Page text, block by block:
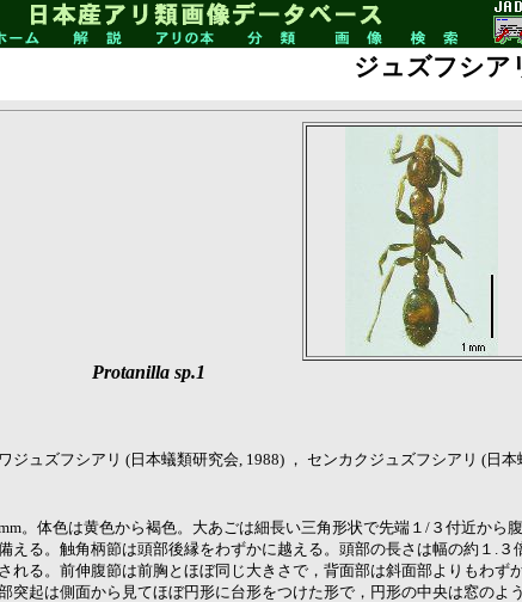
ジュズフシア
Protanilla sp.1
ジュズフシアリ (日本蟻類研究会, 1988) ， センカクジュズフシアリ (日本
。体色は黄色から褐色。大あごは細長い三角形状で先端１/３付近か
える。触角柄節は頭部後縁をわずかに越える。頭部の長さは幅の約１.
れる。前伸腹節は前胸とほぼ同じ大きさで，背面部は斜面部よりもわ
突起は側面から見てほぼ円形に台形をつけた形で，円形の中央は窓の